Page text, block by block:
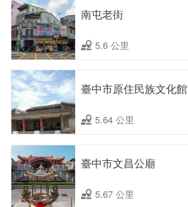
南屯老街
5.6 公里
臺中市原住民族文化館
5.64 公里
臺中市文昌公廟
5.67 公里